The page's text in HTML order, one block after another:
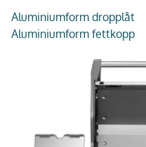
Aluminiumform dropplåt
Aluminiumform fettkopp